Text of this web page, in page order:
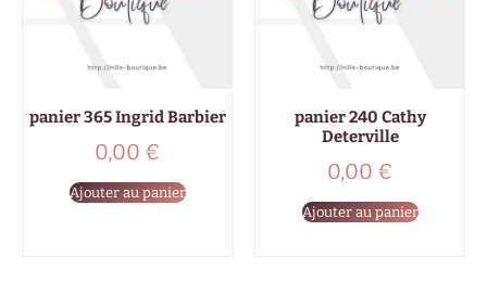
panier 365 Ingrid Barbier
0,00 €
Ajouter au panier
panier 240 Cathy
Deterville
0,00 €
Ajouter au panier